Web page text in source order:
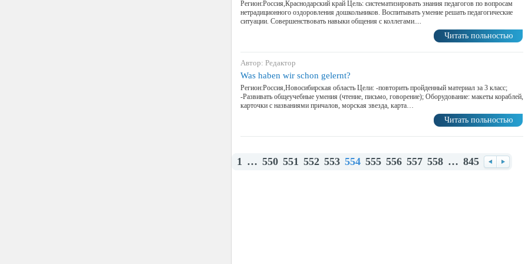
Регион:Россия,Краснодарский край Цель: систематизировать знания педагогов по вопросам
нетрадиционного оздоровления дошкольников. Воспитывать умение решать педагогические
ситуации. Совершенствовать навыки общения с коллегами....
Читать польностью
Автор: Редактор
Was haben wir schon gelernt?
Регион:Россия,Новосибирская область Цели: -повторить пройденный материал за 3 класс;
-Развивать общеучебные умения (чтение, письмо, говорение); Оборудование: макеты кораблей,
карточки с названиями причалов, морская звезда, карта…
Читать польностью
1 … 550 551 552 553 554 555 556 557 558 … 845